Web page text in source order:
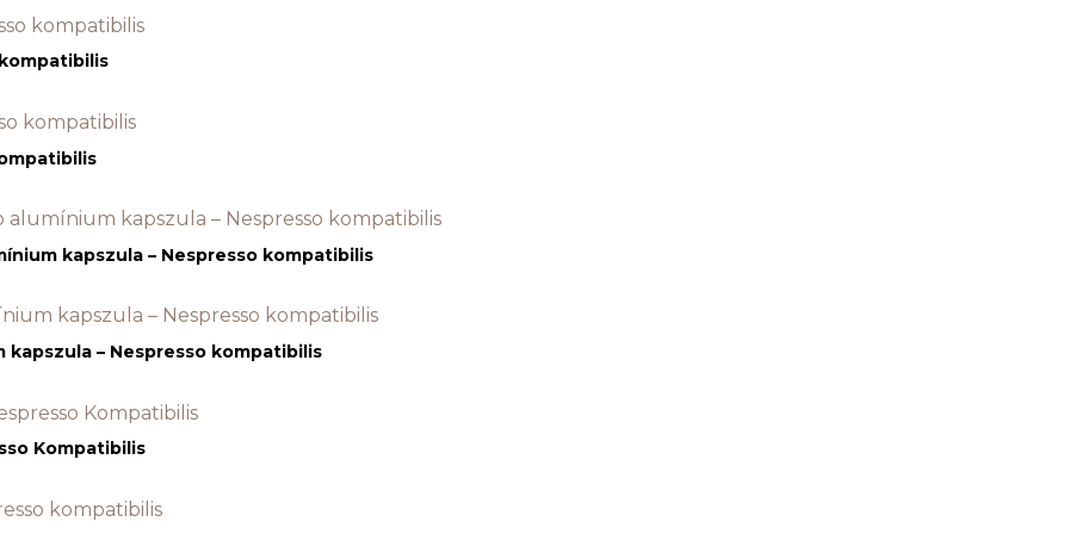
kapszula – Nespresso kompatibilis
– Nespresso kompatibilis
Kompatibilis